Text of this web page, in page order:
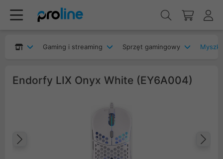
Gaming i streaming Sprzęt gamingowy
Endorfy LIX Onyx White (EY6A004)
Poprzedni